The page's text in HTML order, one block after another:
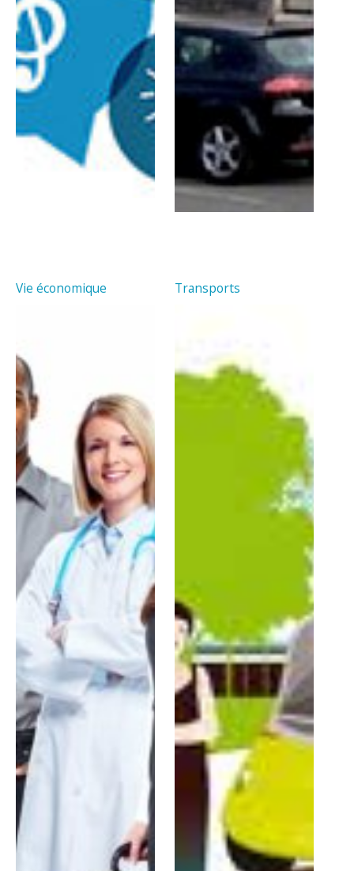
Vie économique Transports